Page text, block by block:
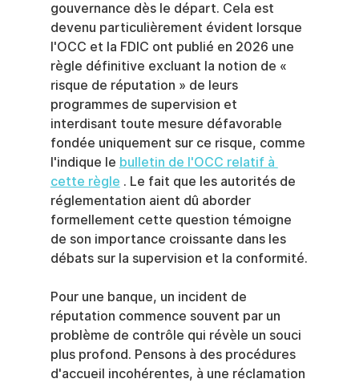
gouvernance dès le départ. Cela est
devenu particulièrement évident lorsque
l'OCC et la FDIC ont publié en 2026 une
règle définitive excluant la notion de «
risque de réputation » de leurs
programmes de supervision et
interdisant toute mesure défavorable
fondée uniquement sur ce risque, comme
l'indique le bulletin de l'OCC relatif à
cette règle . Le fait que les autorités de
réglementation aient dû aborder
formellement cette question témoigne
de son importance croissante dans les
débats sur la supervision et la conformité.
Pour une banque, un incident de
réputation commence souvent par un
problème de contrôle qui révèle un souci
plus profond. Pensons à des procédures
d'accueil incohérentes, à une réclamation